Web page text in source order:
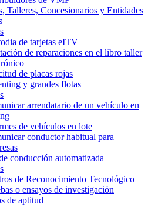
Talleres, Concesionarios y Entidades
de tarjetas eITV
de reparaciones en el libro taller
de placas rojas
y grandes flotas
arrendatario de un vehículo en
de vehículos en lote
conductor habitual para
conducción automatizada
de Reconocimiento Tecnológico
o ensayos de investigación
de aptitud